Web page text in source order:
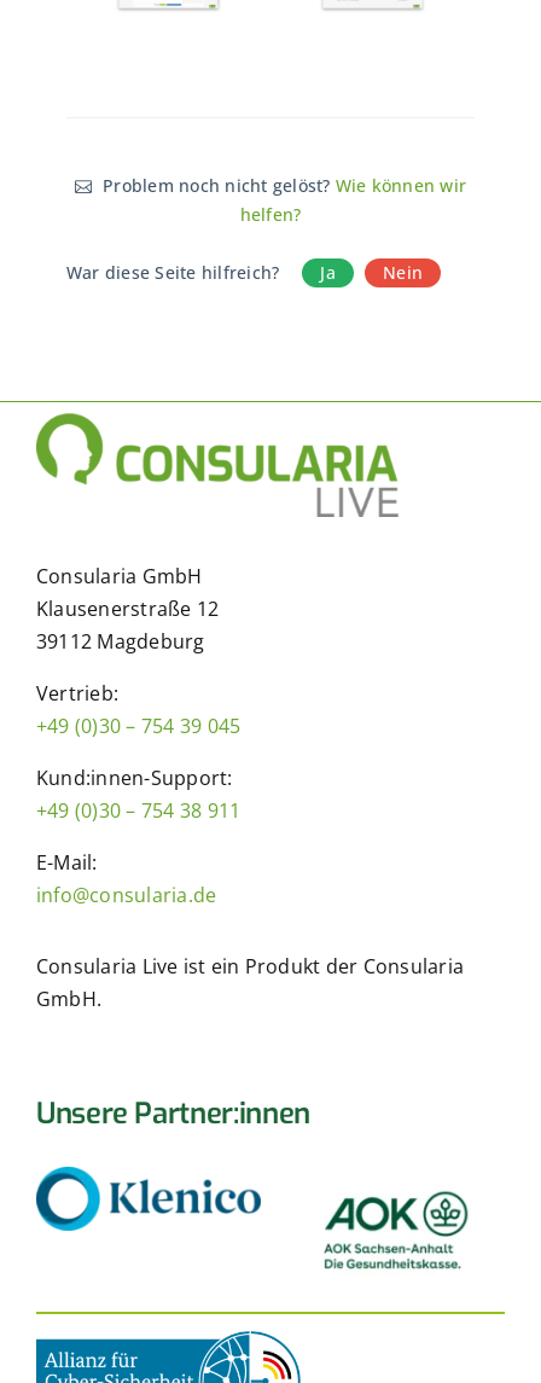
Problem noch nicht gelöst? Wie können wir
helfen?
War diese Seite hilfreich? Ja Nein
Consularia GmbH
Klausenerstraße 12
39112 Magdeburg
Vertrieb:
+49 (0)30 – 754 39 045
Kund:innen-Support:
+49 (0)30 – 754 38 911
E-Mail:
info@consularia.de
Consularia Live ist ein Produkt der Consularia
GmbH.
Unsere Partner:innen